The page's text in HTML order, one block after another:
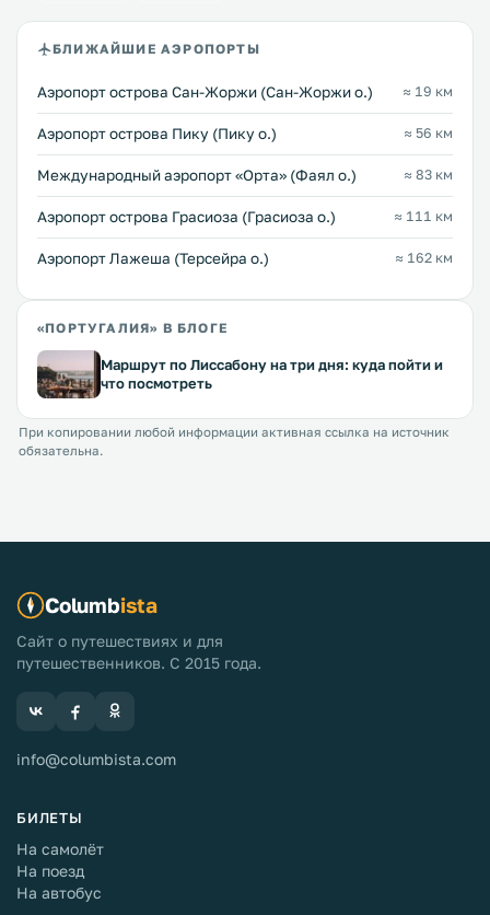
БЛИЖАЙШИЕ АЭРОПОРТЫ
Аэропорт острова Сан-Жоржи (Сан-Жоржи о.) ≈ 19 км
Аэропорт острова Пику (Пику о.) ≈ 56 км
Международный аэропорт «Орта» (Фаял о.) ≈ 83 км
Аэропорт острова Грасиоза (Грасиоза о.) ≈ 111 км
Аэропорт Лажеша (Терсейра о.) ≈ 162 км
«ПОРТУГАЛИЯ» В БЛОГЕ
Маршрут по Лиссабону на три дня: куда пойти и
что посмотреть
При копировании любой информации активная ссылка на источник
обязательна.
Columbista
Сайт о путешествиях и для
путешественников. С 2015 года.
info@columbista.com
БИЛЕТЫ
На самолёт
На поезд
На автобус